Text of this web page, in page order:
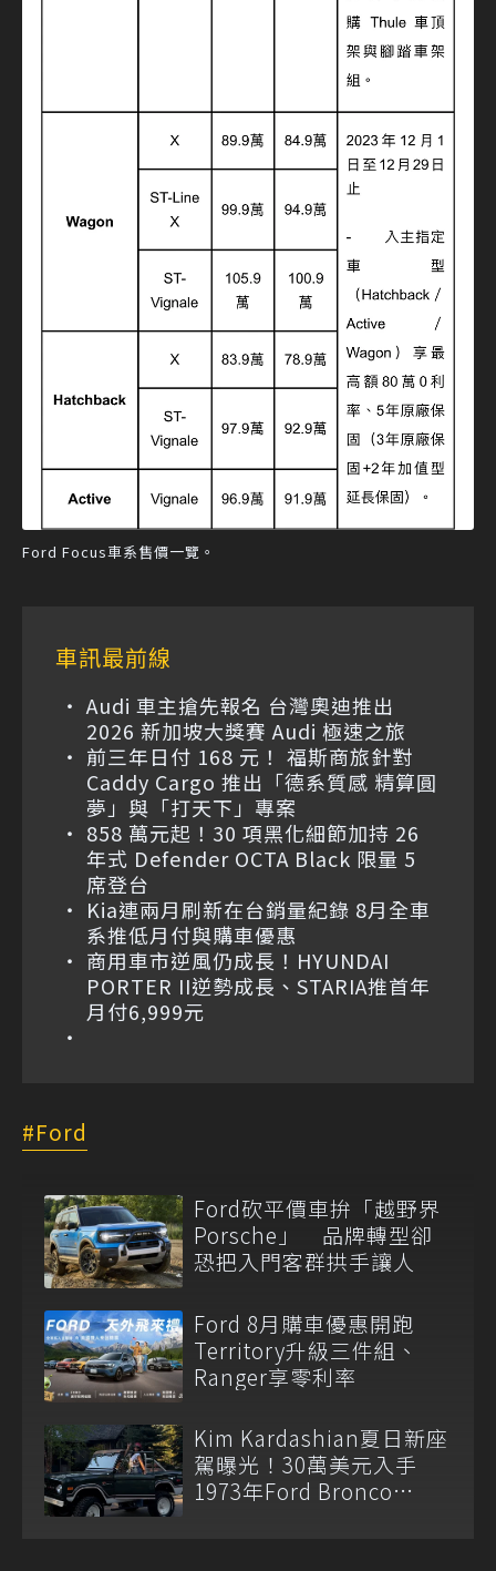
Ford Focus車系售價一覽。
車訊最前線
Audi 車主搶先報名 台灣奧迪推出
2026 新加坡大獎賽 Audi 極速之旅
前三年日付 168 元！ 福斯商旅針對
Caddy Cargo 推出「德系質感 精算圓
夢」與「打天下」專案
858 萬元起！30 項黑化細節加持 26
年式 Defender OCTA Black 限量 5
席登台
Kia連兩月刷新在台銷量紀錄 8月全車
系推低月付與購車優惠
商用車市逆風仍成長！HYUNDAI
PORTER II逆勢成長、STARIA推首年
月付6,999元
Ford
Ford砍平價車拚「越野界
Porsche」 品牌轉型卻
恐把入門客群拱手讓人
Ford 8月購車優惠開跑
Territory升級三件組、
Ranger享零利率
Kim Kardashian夏日新座
駕曝光！30萬美元入手
1973年Ford Bronco